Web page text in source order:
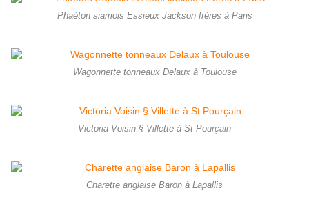
Phaéton siamois Essieux Jackson frères à Paris
Wagonnette tonneaux Delaux à Toulouse
Victoria Voisin § Villette à St Pourçain
Charette anglaise Baron à Lapallis